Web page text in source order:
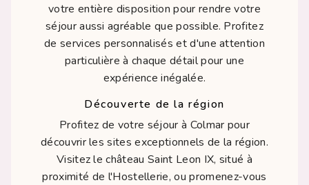
votre entière disposition pour rendre votre
séjour aussi agréable que possible. Profitez
de services personnalisés et d'une attention
particulière à chaque détail pour une
expérience inégalée.
Découverte de la région
Profitez de votre séjour à Colmar pour
découvrir les sites exceptionnels de la région.
Visitez le château Saint Leon IX, situé à
proximité de l'Hostellerie, ou promenez-vous